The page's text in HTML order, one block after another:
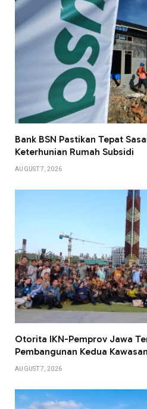
Bank BSN Pastikan Tepat
Keterhunian Rumah Subsidi
AUGUST 7, 2026
Otorita IKN-Pemprov Jawa
Pembangunan Kedua Kawasan
AUGUST 7, 2026